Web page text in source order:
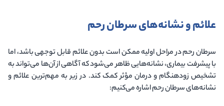
علائم و نشانه‌های سرطان رحم
سرطان رحم در مراحل اولیه ممکن است بدون علائم قابل توجهی باشد، اما
با پیشرفت بیماری، نشانه‌هایی ظاهر می‌شود که آگاهی از آن‌ها می‌تواند به
تشخیص زودهنگام و درمان مؤثر کمک کند. در زیر به مهم‌ترین علائم و
نشانه‌های سرطان رحم اشاره می‌کنیم: